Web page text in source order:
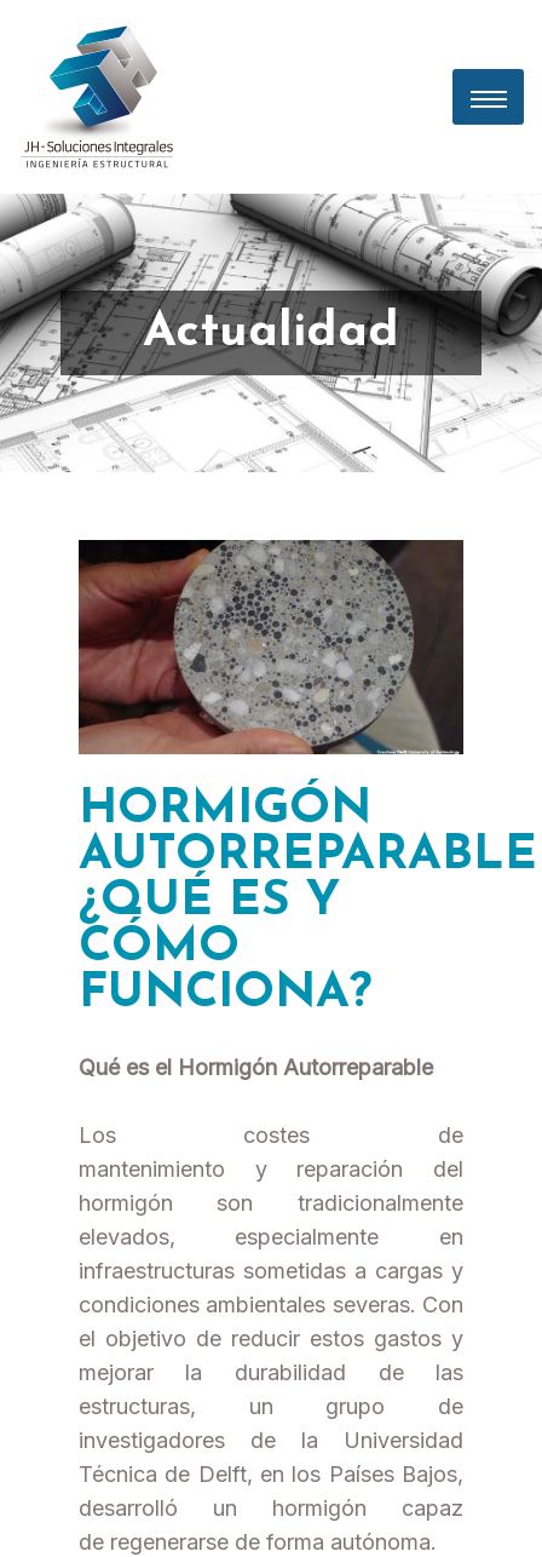
Actualidad
HORMIGÓN
AUTORREPARABLE
¿QUÉ ES Y
CÓMO
FUNCIONA?
Qué es el Hormigón Autorreparable
Los costes de
mantenimiento y reparación del
hormigón son tradicionalmente
elevados, especialmente en
infraestructuras sometidas a cargas y
condiciones ambientales severas. Con
el objetivo de reducir estos gastos y
mejorar la durabilidad de las
estructuras, un grupo de
investigadores de la Universidad
Técnica de Delft, en los Países Bajos,
desarrolló un hormigón capaz
de regenerarse de forma autónoma.